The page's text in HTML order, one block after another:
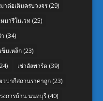
าต่อเติมครบวงจร(29)
หมารีโนเวท (25)
(34)
เข็มเหล็ก(23)
เช่าอัลพาร์ด (39)
วปากีสถานราคาถูก(23)
งการบ้าน นนทบุรี(40)